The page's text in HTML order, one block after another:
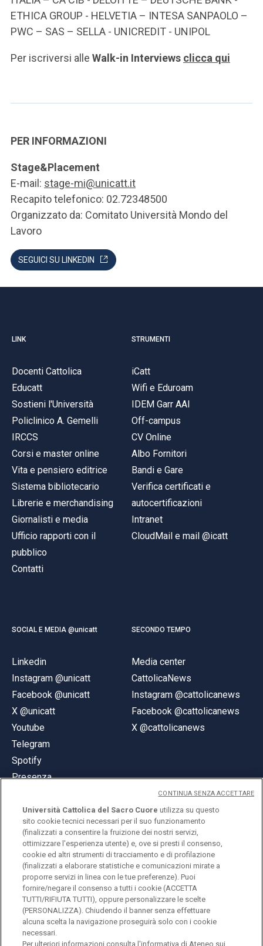
ETHICA GROUP - HELVETIA – INTESA SANPAOLO –
PWC – SAS – SELLA - UNICREDIT - UNIPOL
Per iscriversi alle Walk-in Interviews clicca qui
PER INFORMAZIONI
Stage&Placement
E-mail: stage-mi@unicatt.it
Recapito telefonico: 02.72348500
Organizzato da: Comitato Università Mondo del
Lavoro
SEGUICI SU LINKEDIN
LINK
Docenti Cattolica
Educatt
Sostieni l'Università
Policlinico A. Gemelli
IRCCS
Corsi e master online
Vita e pensiero editrice
Sistema bibliotecario
Librerie e merchandising
Giornalisti e media
Ufficio rapporti con il
pubblico
Contatti
STRUMENTI
iCatt
Wifi e Eduroam
IDEM Garr AAI
Off-campus
CV Online
Albo Fornitori
Bandi e Gare
Verifica certificati e
autocertificazioni
Intranet
CloudMail e mail @icatt
SOCIAL E MEDIA @unicatt
Linkedin
Instagram @unicatt
Facebook @unicatt
X @unicatt
Youtube
Telegram
Spotify
Presenza
SECONDO TEMPO
Media center
CattolicaNews
Instagram @cattolicanews
Facebook @cattolicanews
X @cattolicanews
© Università Cattolica del Sacro Cuore
Largo A. Gemelli 1, 20123 Milano
PI 02133120150
ENGLISH
Università Cattolica del Sacro Cuore utilizza su questo
sito cookie tecnici necessari per il suo funzionamento
(finalizzati a consentire la fruizione dei nostri servizi,
ottimizzare l'esperienza utente) e, ove si presti il consenso,
cookie ed altri strumenti di tracciamento e di profilazione
(finalizzati a elaborare statistiche e comunicazioni mirate a
proporre servizi in linea con le tue preferenze). Puoi
fornire/negare il consenso a tutti i cookie (ACCETTA
TUTTI/RIFIUTA TUTTI), oppure personalizzare le scelte
(PERSONALIZZA). Chiudendo il banner senza effettuare
alcuna scelta la navigazione proseguirà solo con i cookie
necessari.
Per ulteriori informazioni consulta l'informativa di Ateneo sui
CONTINUA SENZA ACCETTARE